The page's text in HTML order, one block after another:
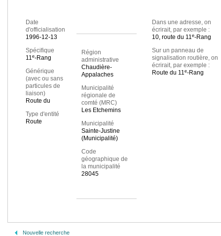
Date
d'officialisation
1996-12-13
Spécifique
11e-Rang
Générique
(avec ou sans
particules de
liaison)
Route du
Type d'entité
Route
Région
administrative
Chaudière-
Appalaches
Municipalité
régionale de
comté (MRC)
Les Etchemins
Municipalité
Sainte-Justine
(Municipalité)
Code
géographique de
la municipalité
28045
Dans une adresse, on
écrirait, par exemple :
10, route du 11e-Rang
Sur un panneau de
signalisation routière, on
écrirait, par exemple :
Route du 11e-Rang
Nouvelle recherche